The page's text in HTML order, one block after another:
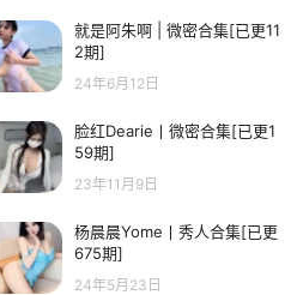
就是阿朱啊 | 微密合集[已更11
2期]
24年6月12日
脸红Dearie丨微密合集[已更1
59期]
23年11月9日
杨晨晨Yome丨秀人合集[已更
675期]
24年5月23日